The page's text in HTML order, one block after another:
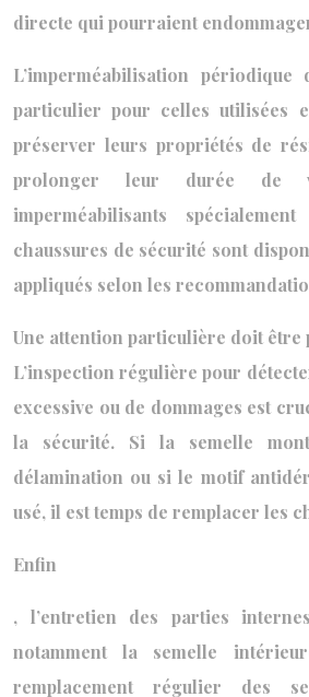
directe qui pourraient
L’imperméabilisation périodique
particulier pour celles utilisées
préserver leurs propriétés de
prolonger leur durée de
imperméabilisants
chaussures de sécurité sont
appliqués selon les
Une attention particulière doit être
L’inspection régulière pour
excessive ou de dommages est
la sécurité. Si la semelle
délamination ou si le motif
usé, il est temps de remplacer les
Enfin
, l’entretien des parties
notamment la semelle
remplacement régulier des